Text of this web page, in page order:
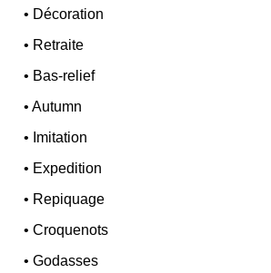
• Décoration
• Retraite
• Bas-relief
•Autumn
• Imitation
• Expedition
• Repiquage
•Croquenots
•Godasses